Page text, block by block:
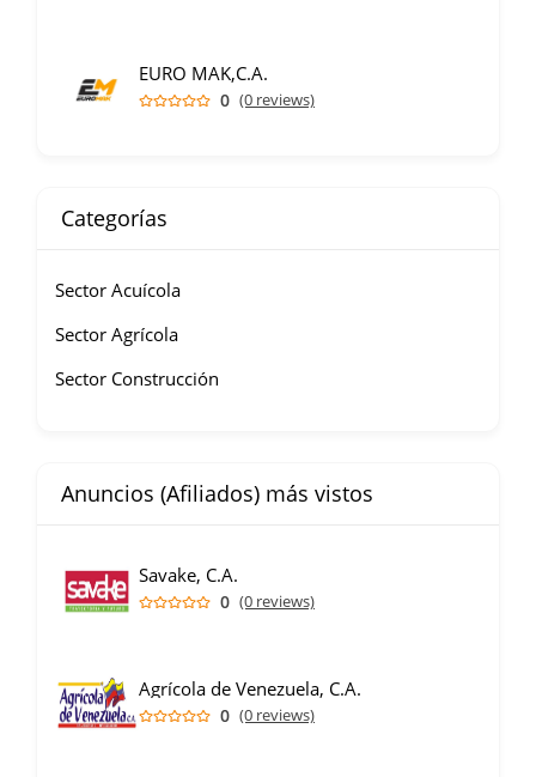
EURO MAK,C.A.
0 (0 reviews)
Categorías
Sector Acuícola
Sector Agrícola
Sector Construcción
Anuncios (Afiliados) más vistos
Savake, C.A.
0 (0 reviews)
Agrícola de Venezuela, C.A.
0 (0 reviews)